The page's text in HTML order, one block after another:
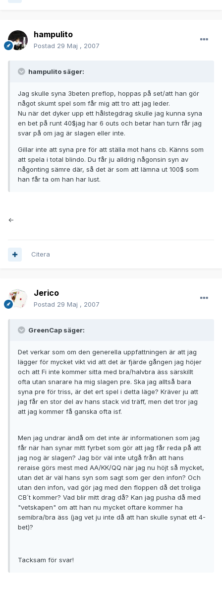
hampulito
Postad 29 Maj , 2007
hampulito säger:
Jag skulle syna 3beten preflop, hoppas på set/att han gör
något skumt spel som får mig att tro att jag leder.
Nu när det dyker upp ett hålstegdrag skulle jag kunna syna
en bet på runt 40$jag har 6 outs och betar han turn får jag
svar på om jag är slagen eller inte.
Gillar inte att syna pre för att ställa mot hans cb. Känns som
att spela i total blindo. Du får ju alldrig någonsin syn av
någonting sämre där, så det är som att lämna ut 100$ som
han får ta om han har lust.
<-
Citera
Jerico
Postad 29 Maj , 2007
GreenCap säger:
Det verkar som om den generella uppfattningen är att jag
lägger för mycket vikt vid att det är fjärde gången jag höjer
och att Fi inte kommer sitta med bra/halvbra äss särskillt
ofta utan snarare ha mig slagen pre. Ska jag alltså bara
syna pre för triss, är det ert spel i detta läge? Kräver ju att
jag får en stor del av hans stack vid träff, men det tror jag
att jag kommer få ganska ofta isf.
Men jag undrar ändå om det inte är informationen som jag
får när han synar mitt fyrbet som gör att jag får reda på att
jag nog är slagen? Jag bör väl inte utgå från att hans
reraise görs mest med AA/KK/QQ när jag nu höjt så mycket,
utan det är väl hans syn som sagt som ger den infon? Och
utan den infon, vad gör jag med den floppen då det troliga
CB´t kommer? Vad blir mitt drag då? Kan jag pusha då med
"vetskapen" om att han nu mycket oftare kommer ha
semibra/bra äss (jag vet ju inte då att han skulle synat ett 4-
bet)?
Tacksam för svar!